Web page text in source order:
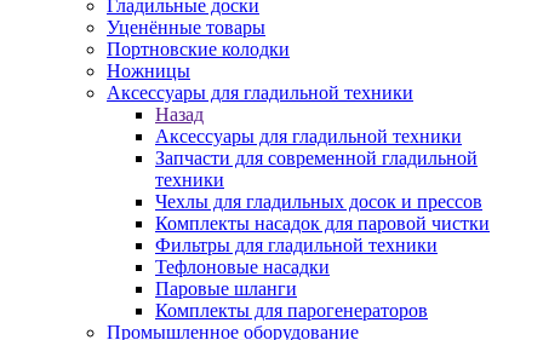
Гладильные доски
Уценённые товары
Портновские колодки
Ножницы
Аксессуары для гладильной техники
Назад
Аксессуары для гладильной техники
Запчасти для современной гладильной
техники
Чехлы для гладильных досок и прессов
Комплекты насадок для паровой чистки
Фильтры для гладильной техники
Тефлоновые насадки
Паровые шланги
Комплекты для парогенераторов
Промышленное оборудование